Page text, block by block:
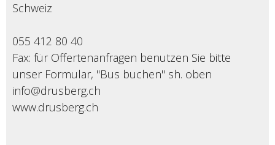
Schweiz
055 412 80 40
Fax: für Offertenanfragen benutzen Sie bitte
unser Formular, "Bus buchen" sh. oben
info@drusberg.ch
www.drusberg.ch